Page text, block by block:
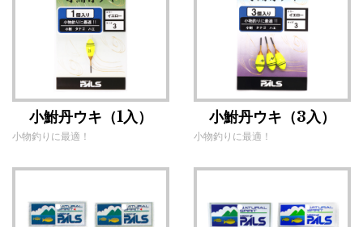
小鮒丹ウキ（1入）
小物釣りに最適！
小鮒丹ウキ（3入）
小物釣りに最適！